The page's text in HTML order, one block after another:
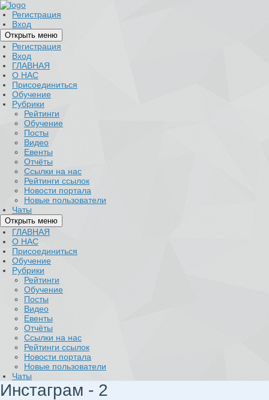
Регистрация
Вход
Открыть меню
Регистрация
Вход
ГЛАВНАЯ
О НАС
Присоединиться
Обучение
Рубрики
Рейтинги
Обучение
Посты
Видео
Евенты
Отчёты
Ссылки на нас
Рейтинги ссылок
Новости портала
Новые пользователи
Чаты
Открыть меню
ГЛАВНАЯ
О НАС
Присоединиться
Обучение
Рубрики
Рейтинги
Обучение
Посты
Видео
Евенты
Отчёты
Ссылки на нас
Рейтинги ссылок
Новости портала
Новые пользователи
Чаты
Инстаграм - 2